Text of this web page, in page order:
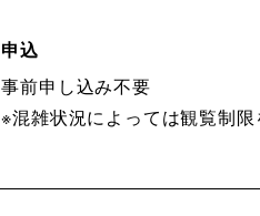
申込
事前申し込み不要
※混雑状況によっては観覧制限